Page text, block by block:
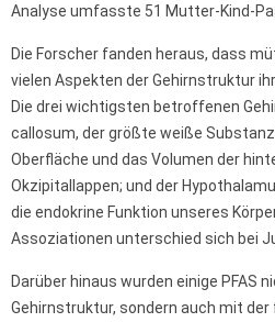
Analyse umfasste 51 Mutter-Kind-
Die Forscher fanden heraus, dass
vielen Aspekten der Gehirnstruktur
Die drei wichtigsten betroffenen
callosum, der größte weiße
Oberfläche und das Volumen der
Okzipitallappen; und der
die endokrine Funktion unseres
Assoziationen unterschied sich bei
Darüber hinaus wurden einige PFAS
Gehirnstruktur, sondern auch mit